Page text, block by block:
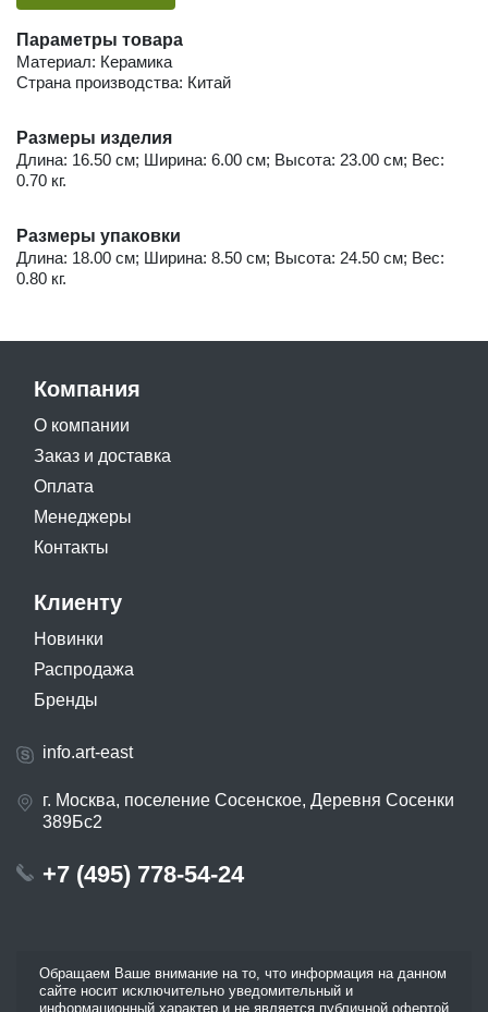
Параметры товара
Материал: Керамика
Страна производства: Китай
Размеры изделия
Длина: 16.50 см; Ширина: 6.00 см; Высота: 23.00 см; Вес:
0.70 кг.
Размеры упаковки
Длина: 18.00 см; Ширина: 8.50 см; Высота: 24.50 см; Вес:
0.80 кг.
Компания
О компании
Заказ и доставка
Оплата
Менеджеры
Контакты
Клиенту
Новинки
Распродажа
Бренды
info.art-east
г. Москва, поселение Сосенское, Деревня Сосенки
389Бс2
+7 (495) 778-54-24
Обращаем Ваше внимание на то, что информация на данном
сайте носит исключительно уведомительный и
информационный характер и не является публичной офертой